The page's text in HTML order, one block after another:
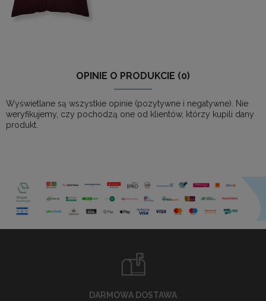
OPINIE O PRODUKCIE (0)
Wyświetlane są wszystkie opinie (pozytywne i negatywne). Nie
weryfikujemy, czy pochodzą one od klientów, którzy kupili dany
produkt.
DARMOWA DOSTAWA